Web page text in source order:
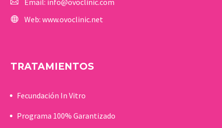
Web: www.ovoclinic.net
TRATAMIENTOS
Fecundación In Vitro
Programa 100% Garantizado